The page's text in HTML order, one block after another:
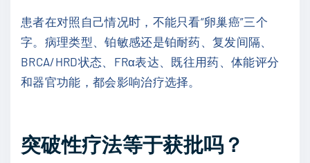
患者在对照自己情况时，不能只看“卵巢癌”三个
字。病理类型、铂敏感还是铂耐药、复发间隔、
BRCA/HRD状态、FRα表达、既往用药、体能评分
和器官功能，都会影响治疗选择。
突破性疗法等于获批吗？